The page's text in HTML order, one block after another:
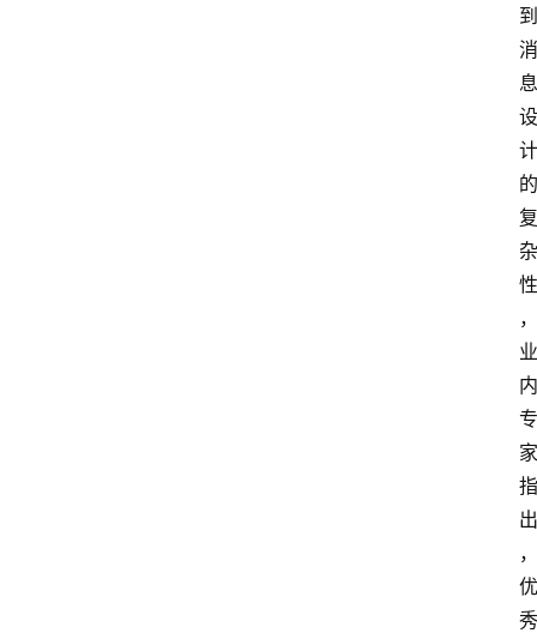
到
消
息
设
计
的
复
杂
性
，
业
内
专
家
指
出
，
优
秀